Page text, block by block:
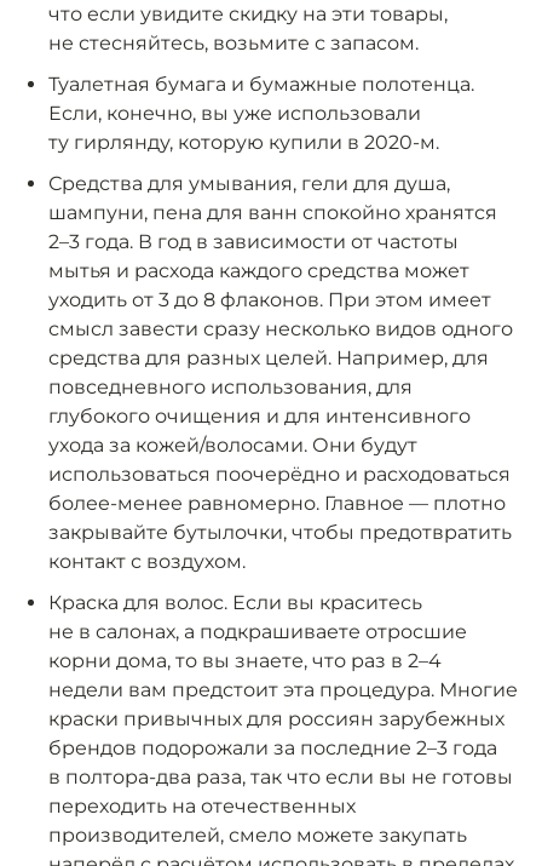
что если увидите скидку на эти товары,
не стесняйтесь, возьмите с запасом.
Туалетная бумага и бумажные полотенца.
Если, конечно, вы уже использовали
ту гирлянду, которую купили в 2020-м.
Средства для умывания, гели для душа,
шампуни, пена для ванн спокойно хранятся
2–3 года. В год в зависимости от частоты
мытья и расхода каждого средства может
уходить от 3 до 8 флаконов. При этом имеет
смысл завести сразу несколько видов одного
средства для разных целей. Например, для
повседневного использования, для
глубокого очищения и для интенсивного
ухода за кожей/волосами. Они будут
использоваться поочерёдно и расходоваться
более-менее равномерно. Главное — плотно
закрывайте бутылочки, чтобы предотвратить
контакт с воздухом.
Краска для волос. Если вы краситесь
не в салонах, а подкрашиваете отросшие
корни дома, то вы знаете, что раз в 2–4
недели вам предстоит эта процедура. Многие
краски привычных для россиян зарубежных
брендов подорожали за последние 2–3 года
в полтора-два раза, так что если вы не готовы
переходить на отечественных
производителей, смело можете закупать